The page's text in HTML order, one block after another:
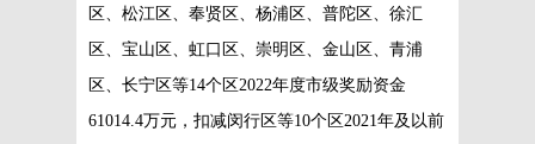
区、松江区、奉贤区、杨浦区、普陀区、徐汇
区、宝山区、虹口区、崇明区、金山区、青浦
区、长宁区等14个区2022年度市级奖励资金
61014.4万元，扣减闵行区等10个区2021年及以前